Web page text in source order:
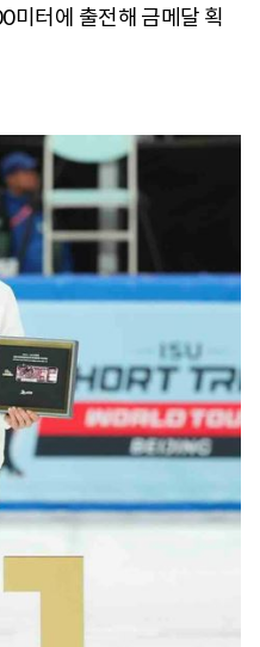
미터에 출전해 금메달 획